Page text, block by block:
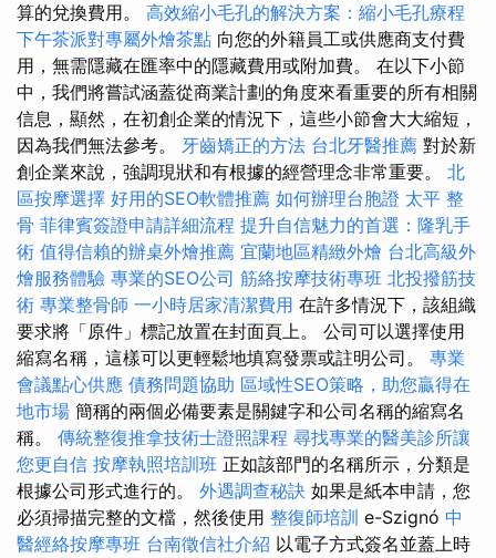
算的兌換費用。 高效縮小毛孔的解決方案：縮小毛孔療程
下午茶派對專屬外燴茶點 向您的外籍員工或供應商支付費
用，無需隱藏在匯率中的隱藏費用或附加費。 在以下小節
中，我們將嘗試涵蓋從商業計劃的角度來看重要的所有相關
信息，顯然，在初創企業的情況下，這些小節會大大縮短，
因為我們無法參考。 牙齒矯正的方法 台北牙醫推薦 對於新
創企業來說，強調現狀和有根據的經營理念非常重要。 北
區按摩選擇 好用的SEO軟體推薦 如何辦理台胞證 太平 整
骨 菲律賓簽證申請詳細流程 提升自信魅力的首選：隆乳手
術 值得信賴的辦桌外燴推薦 宜蘭地區精緻外燴 台北高級外
燴服務體驗 專業的SEO公司 筋絡按摩技術專班 北投撥筋技
術 專業整骨師 一小時居家清潔費用 在許多情況下，該組織
要求將「原件」標記放置在封面頁上。 公司可以選擇使用
縮寫名稱，這樣可以更輕鬆地填寫發票或註明公司。 專業
會議點心供應 債務問題協助 區域性SEO策略，助您贏得在
地市場 簡稱的兩個必備要素是關鍵字和公司名稱的縮寫名
稱。 傳統整復推拿技術士證照課程 尋找專業的醫美診所讓
您更自信 按摩執照培訓班 正如該部門的名稱所示，分類是
根據公司形式進行的。 外遇調查秘訣 如果是紙本申請，您
必須掃描完整的文檔，然後使用 整復師培訓 e-Szignó 中
醫經絡按摩專班 台南徵信社介紹 以電子方式簽名並蓋上時